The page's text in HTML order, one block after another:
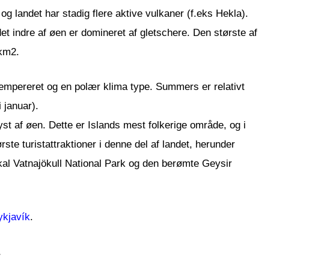
landet har stadig flere aktive vulkaner (f.eks Hekla).
indre af øen er domineret af gletschere. Den største af
og en polær klima type. Summers er relativt
januar).
af øen. Dette er Islands mest folkerige område, og i
turistattraktioner i denne del af landet, herunder
Vatnajökull National Park og den berømte Geysir
.